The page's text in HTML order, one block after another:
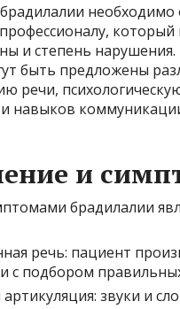
необходимо
и степень
быть предложены
речи,
навыков
и
брадилалии
речь: пациент
с подбором
артикуляция: звуки и